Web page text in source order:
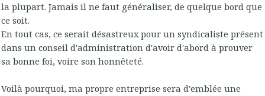
la plupart. Jamais il ne faut généraliser, de quelque bord que
ce soit.
En tout cas, ce serait désastreux pour un syndicaliste présent
dans un conseil d'administration d'avoir d'abord à prouver
sa bonne foi, voire son honnêteté.
Voilà pourquoi, ma propre entreprise sera d'emblée une